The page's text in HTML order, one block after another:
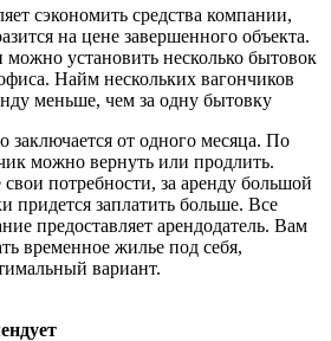
сэкономить средства компании,
на цене завершенного объекта.
установить несколько бытовок
Найм нескольких вагончиков
меньше, чем за одну бытовку
заключается от одного месяца. По
можно вернуть или продлить.
потребности, за аренду большой
придется заплатить больше. Все
предоставляет арендодатель. Вам
временное жилье под себя,
вариант.